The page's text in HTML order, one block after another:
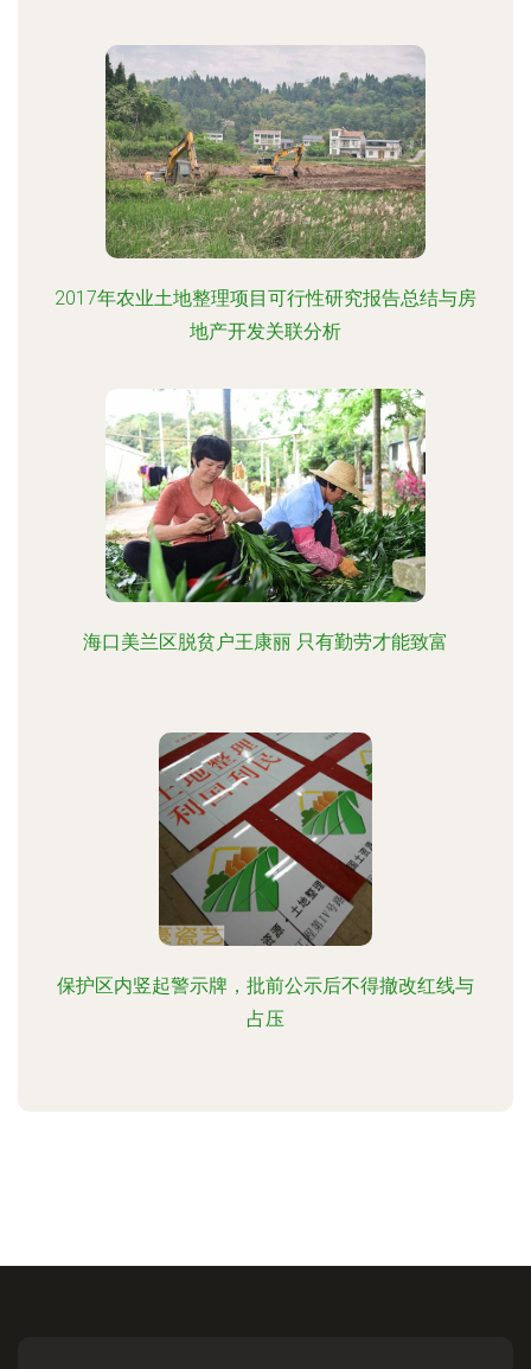
2017年农业土地整理项目可行性研究报告总结与房
地产开发关联分析
海口美兰区脱贫户王康丽 只有勤劳才能致富
保护区内竖起警示牌，批前公示后不得撤改红线与
占压